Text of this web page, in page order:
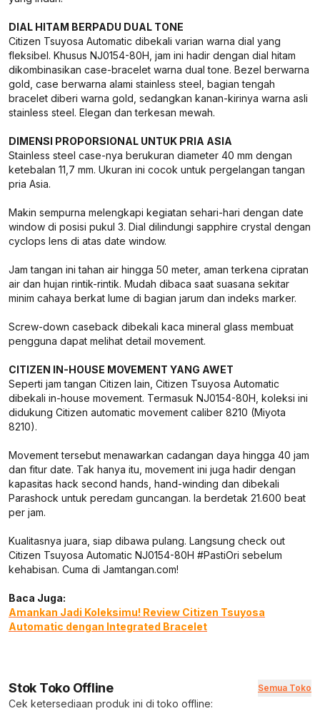
DIAL HITAM BERPADU DUAL TONE
Citizen Tsuyosa Automatic dibekali varian warna dial yang
fleksibel. Khusus NJ0154-80H, jam ini hadir dengan dial hitam
dikombinasikan case-bracelet warna dual tone. Bezel berwarna
gold, case berwarna alami stainless steel, bagian tengah
bracelet diberi warna gold, sedangkan kanan-kirinya warna asli
stainless steel. Elegan dan terkesan mewah.
DIMENSI PROPORSIONAL UNTUK PRIA ASIA
Stainless steel case-nya berukuran diameter 40 mm dengan
ketebalan 11,7 mm. Ukuran ini cocok untuk pergelangan tangan
pria Asia.
Makin sempurna melengkapi kegiatan sehari-hari dengan date
window di posisi pukul 3. Dial dilindungi sapphire crystal dengan
cyclops lens di atas date window.
Jam tangan ini tahan air hingga 50 meter, aman terkena cipratan
air dan hujan rintik-rintik. Mudah dibaca saat suasana sekitar
minim cahaya berkat lume di bagian jarum dan indeks marker.
Screw-down caseback dibekali kaca mineral glass membuat
pengguna dapat melihat detail movement.
CITIZEN IN-HOUSE MOVEMENT YANG AWET
Seperti jam tangan Citizen lain, Citizen Tsuyosa Automatic
dibekali in-house movement. Termasuk NJ0154-80H, koleksi ini
didukung Citizen automatic movement caliber 8210 (Miyota
8210).
Movement tersebut menawarkan cadangan daya hingga 40 jam
dan fitur date. Tak hanya itu, movement ini juga hadir dengan
kapasitas hack second hands, hand-winding dan dibekali
Parashock untuk peredam guncangan. Ia berdetak 21.600 beat
per jam.
Kualitasnya juara, siap dibawa pulang. Langsung check out
Citizen Tsuyosa Automatic NJ0154-80H #PastiOri sebelum
kehabisan. Cuma di Jamtangan.com!
Baca Juga:
Amankan Jadi Koleksimu! Review Citizen Tsuyosa
Automatic dengan Integrated Bracelet
Stok Toko Offline Semua Toko
Cek ketersediaan produk ini di toko offline: